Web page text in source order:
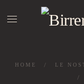
Skip to main
HOME LE